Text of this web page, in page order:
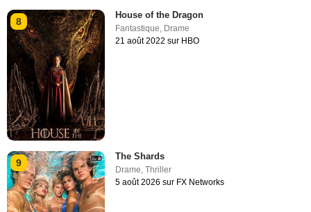
8
House of the Dragon
Fantastique, Drame
21 août 2022 sur HBO
9
The Shards
Drame ,Thriller
5 août 2026 sur FX Networks